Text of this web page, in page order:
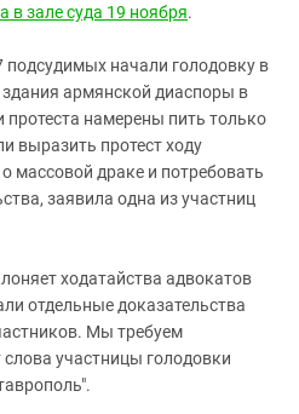
в зале суда 19 ноября.
подсудимых начали голодовку в
армянской диаспоры в
намерены пить только
выразить протест ходу
массовой драке и потребовать
заявила одна из участниц
ходатайства адвокатов
отдельные доказательства
Мы требуем
слова участницы голодовки